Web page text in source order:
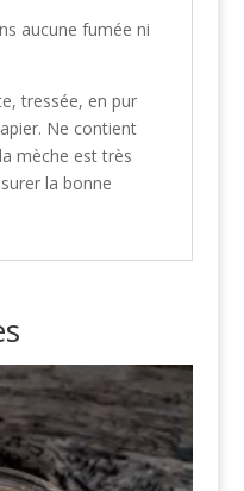
aucune fumée ni
tressée, en pur
Ne contient
mèche est très
la bonne